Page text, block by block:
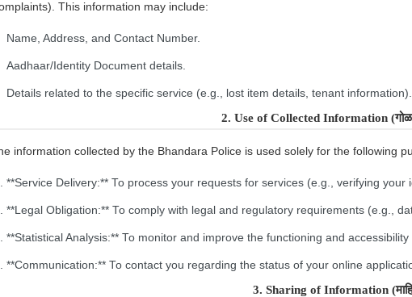
अवांछित व्यावसायिक
कनेक्शन जाणून घ्या
ब्लॉक करण्याची विनंती
दहशतवादी विरोधी शाखा
जिल्हा विशेष शाखा
कल्याण शाखा
स्थानिक गुन्हे शाखा
This information may include:
Name, Address, and Contact Number.
Aadhaar/Identity Document details.
Details related to the specific service (e.g., lost item details, tenant information).
2. Use of Collected Information (गोळा
information collected by the Bhandara Police is used solely for the following
**Service Delivery:** To process your requests for services (e.g., verifying
**Legal Obligation:** To comply with legal and regulatory requirements (e.g.,
**Statistical Analysis:** To monitor and improve the functioning and
**Communication:** To contact you regarding the status of your online
3. Sharing of Information